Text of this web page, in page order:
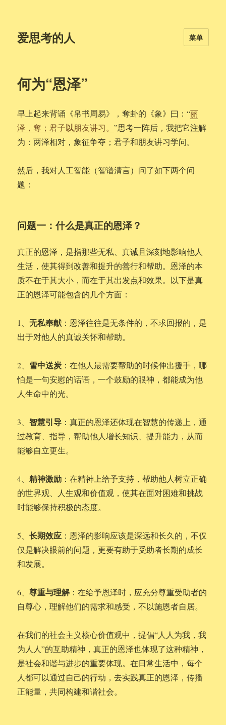
爱思考的人 菜单
何为“恩泽”
早上起来背诵《帛书周易》，奪卦的《象》曰：“丽
泽，奪；君子以朋友讲习。”思考一阵后，我把它注解
为：两泽相对，象征争夺；君子和朋友讲习学问。
然后，我对人工智能（智谱清言）问了如下两个问
题：
问题一：什么是真正的恩泽？
真正的恩泽，是指那些无私、真诚且深刻地影响他人
生活，使其得到改善和提升的善行和帮助。恩泽的本
质不在于其大小，而在于其出发点和效果。以下是真
正的恩泽可能包含的几个方面：
1、无私奉献 ：恩泽往往是无条件的，不求回报的，是
出于对他人的真诚关怀和帮助。
2、 雪中送炭 ：在他人最需要帮助的时候伸出援手，哪
怕是一句安慰的话语，一个鼓励的眼神，都能成为他
人生命中的光。
3、智慧引导 ：真正的恩泽还体现在智慧的传递上，通
过教育、指导，帮助他人增长知识、提升能力，从而
能够自立更生。
4、精神激励 ：在精神上给予支持，帮助他人树立正确
的世界观、人生观和价值观，使其在面对困难和挑战
时能够保持积极的态度。
5、长期效应 ：恩泽的影响应该是深远和长久的，不仅
仅是解决眼前的问题，更要有助于受助者长期的成长
和发展。
6、尊重与理解：在给予恩泽时，应充分尊重受助者的
自尊心，理解他们的需求和感受，不以施恩者自居。
在我们的社会主义核心价值观中，提倡“人人为我，我
为人人”的互助精神，真正的恩泽也体现了这种精神，
是社会和谐与进步的重要体现。在日常生活中，每个
人都可以通过自己的行动，去实践真正的恩泽，传播
正能量，共同构建和谐社会。